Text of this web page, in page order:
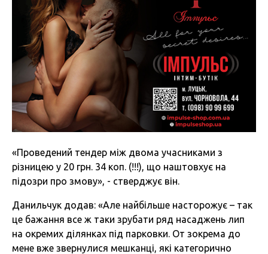
«Проведений тендер між двома учасниками з
різницею у 20 грн. 34 коп. (!!!), що наштовхує на
підозри про змову», - стверджує він.
Данильчук додав: «Але найбільше насторожує – так
це бажання все ж таки зрубати ряд насаджень лип
на окремих ділянках під парковки. От зокрема до
мене вже звернулися мешканці, які категорично